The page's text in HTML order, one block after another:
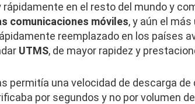
rápidamente en el resto del mundo y
comunicaciones móviles, y aún el
reemplazado en los países
UTMS, de mayor rapidez y
permitía una velocidad de descarga
por segundos y no por volumen